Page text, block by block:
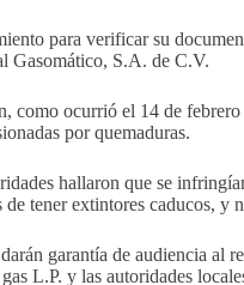
para verificar su
Gasomático, S.A. de C.V.
como ocurrió el 14 de
por quemaduras.
hallaron que se
tener extintores caducos, y
garantía de audiencia
L.P. y las autoridades